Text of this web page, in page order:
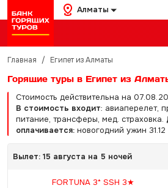
Алматы
Главная / Египет из Алматы
Горящие туры в Египет из
Стоимость действительна на
В стоимость входит: авиаперелет,
питание, трансферы, мед. страховка.
оплачивается:новогодний ужин 31.12
Вылет: 15 августа на 5 ночей
FORTUNA 3* SSH 3★